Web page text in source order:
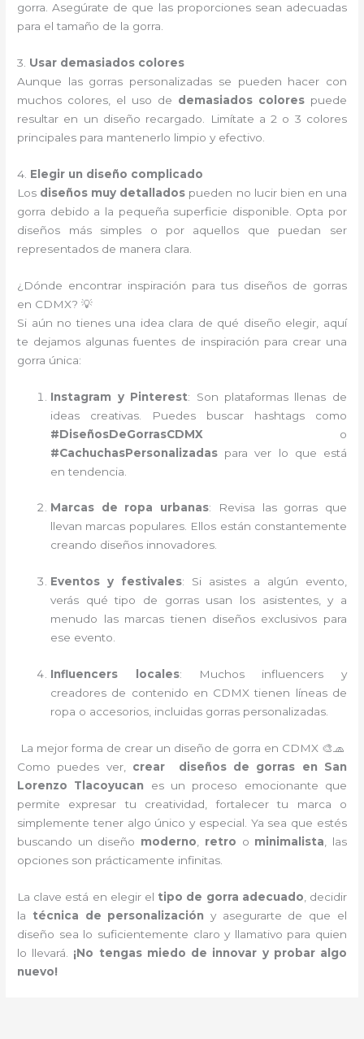
gorra. Asegúrate de que las proporciones sean adecuadas
para el tamaño de la gorra.
3. Usar demasiados colores
Aunque las gorras personalizadas se pueden hacer con
muchos colores, el uso de demasiados colorespuede
resultar en un diseño recargado. Limítate a 2 o 3 colores
principales para mantenerlo limpio y efectivo.
4. Elegir un diseño complicado
Los diseños muy detallados pueden no lucir bien en una
gorra debido a la pequeña superficie disponible. Opta por
diseños más simples o por aquellos que puedan ser
representados de manera clara.
¿Dónde encontrar inspiración para tus diseños de gorras
en CDMX? 💡
Si aún no tienes una idea clara de qué diseño elegir, aquí
te dejamos algunas fuentes de inspiración para crear una
gorra única:
Instagram y Pinterest: Son plataformas llenas de
ideas creativas. Puedes buscar hashtags como
#DiseñosDeGorrasCDMX o
#CachuchasPersonalizadas para ver lo que está
en tendencia.
Marcas de ropa urbanas: Revisa las gorras que
llevan marcas populares. Ellos están constantemente
creando diseños innovadores.
Eventos y festivales: Si asistes a algún evento,
verás qué tipo de gorras usan los asistentes, y a
menudo las marcas tienen diseños exclusivos para
ese evento.
Influencers locales: Muchos influencers y
creadores de contenido en CDMX tienen líneas de
ropa o accesorios, incluidas gorras personalizadas.
La mejor forma de crear un diseño de gorra en CDMX 🎨🧢
Como puedes ver, crear diseños de gorras en San
Lorenzo Tlacoyucan es un proceso emocionante que
permite expresar tu creatividad, fortalecer tu marca o
simplemente tener algo único y especial. Ya sea que estés
buscando un diseño moderno retro o minimalista , las
opciones son prácticamente infinitas.
La clave está en elegir el tipo de gorra adecuado , decidir
la técnica de personalización y asegurarte de que el
diseño sea lo suficientemente claro y llamativo para quien
lo llevará. ¡No tengas miedo de innovar y probar algo
nuevo!